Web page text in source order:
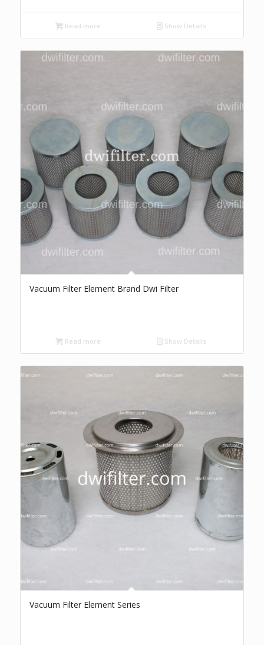
Read more Show Details
Vacuum Filter Element Brand Dwi Filter
Read more Show Details
Vacuum Filter Element Series